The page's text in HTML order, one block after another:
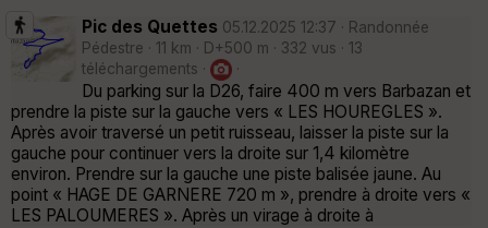
Pic des Quettes 05.12.2025 12:37 · Randonnée
Pédestre · 11 km · D+500 m · 332 vus · 13
téléchargements ·
·
Du parking sur la D26, faire 400 m vers Barbazan et
prendre la piste sur la gauche vers « LES HOUREGLES ».
Après avoir traversé un petit ruisseau, laisser la piste sur la
gauche pour continuer vers la droite sur 1,4 kilomètre
environ. Prendre sur la gauche une piste balisée jaune. Au
point « HAGE DE GARNERE 720 m », prendre à droite vers «
LES PALOUMERES ». Après un virage à droite à